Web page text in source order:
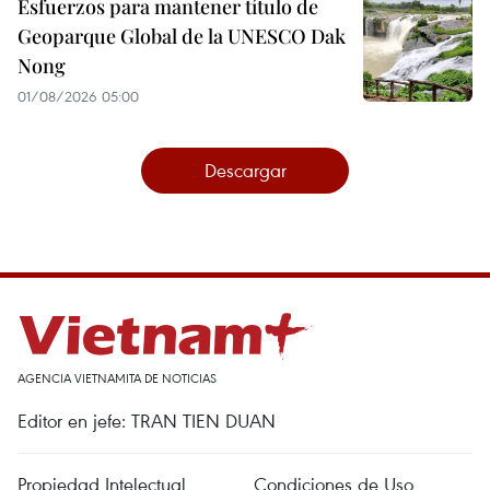
Esfuerzos para mantener título de
Geoparque Global de la UNESCO Dak
Nong
01/08/2026 05:00
Descargar
AGENCIA VIETNAMITA DE NOTICIAS
Editor en jefe: TRAN TIEN DUAN
Propiedad Intelectual Condiciones de Uso